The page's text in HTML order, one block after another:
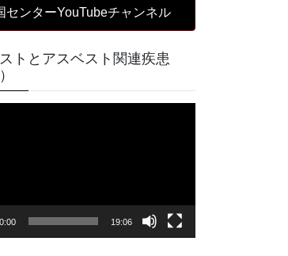
センターYouTubeチャンネル
トとアスベスト関連疾患
19:06